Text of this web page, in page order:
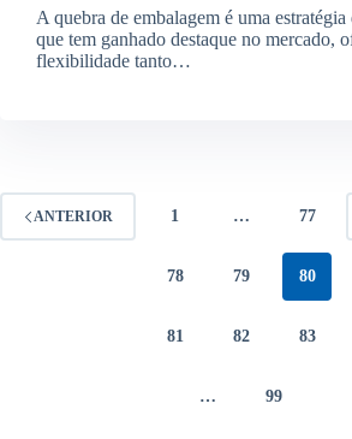
A quebra de embalagem é uma estratégia
que tem ganhado destaque no mercado,
flexibilidade tanto…
ANTERIOR 1 … 77
78 79 80
81 82 83
… 99